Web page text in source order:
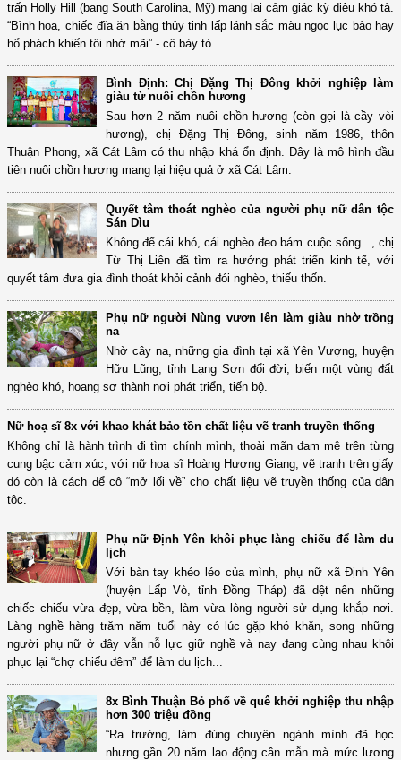
trấn Holly Hill (bang South Carolina, Mỹ) mang lại cảm giác kỳ diệu khó tả.
“Bình hoa, chiếc đĩa ăn bằng thủy tinh lấp lánh sắc màu ngọc lục bảo hay
hổ phách khiến tôi nhớ mãi” - cô bày tỏ.
Bình Định: Chị Đặng Thị Đông khởi nghiệp làm
giàu từ nuôi chồn hương
Sau hơn 2 năm nuôi chồn hương (còn gọi là cầy vòi
hương), chị Đặng Thị Đông, sinh năm 1986, thôn
Thuận Phong, xã Cát Lâm có thu nhập khá ổn định. Đây là mô hình đầu
tiên nuôi chồn hương mang lại hiệu quả ở xã Cát Lâm.
Quyết tâm thoát nghèo của người phụ nữ dân tộc
Sán Dìu
Không để cái khó, cái nghèo đeo bám cuộc sống..., chị
Từ Thị Liên đã tìm ra hướng phát triển kinh tế, với
quyết tâm đưa gia đình thoát khỏi cảnh đói nghèo, thiếu thốn.
Phụ nữ người Nùng vươn lên làm giàu nhờ trồng
na
Nhờ cây na, những gia đình tại xã Yên Vượng, huyện
Hữu Lũng, tỉnh Lạng Sơn đổi đời, biến một vùng đất
nghèo khó, hoang sơ thành nơi phát triển, tiến bộ.
Nữ hoạ sĩ 8x với khao khát bảo tồn chất liệu vẽ tranh truyền thống
Không chỉ là hành trình đi tìm chính mình, thoải mãn đam mê trên từng
cung bậc cảm xúc; với nữ hoạ sĩ Hoàng Hương Giang, vẽ tranh trên giấy
dó còn là cách để cô “mở lối về” cho chất liệu vẽ truyền thống của dân
tộc.
Phụ nữ Định Yên khôi phục làng chiếu để làm du
lịch
Với bàn tay khéo léo của mình, phụ nữ xã Định Yên
(huyện Lấp Vò, tỉnh Đồng Tháp) đã dệt nên những
chiếc chiếu vừa đẹp, vừa bền, làm vừa lòng người sử dụng khắp nơi.
Làng nghề hàng trăm năm tuổi này có lúc gặp khó khăn, song những
người phụ nữ ở đây vẫn nỗ lực giữ nghề và nay đang cùng nhau khôi
phục lại “chợ chiếu đêm” để làm du lịch...
8x Bình Thuận Bỏ phố về quê khởi nghiệp thu nhập
hơn 300 triệu đồng
“Ra trường, làm đúng chuyên ngành mình đã học
nhưng gần 20 năm lao động cần mẫn mà mức lương